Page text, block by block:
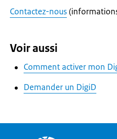
Contactez-nous
Voir aussi
Comment activer mon
Demander un DigiD